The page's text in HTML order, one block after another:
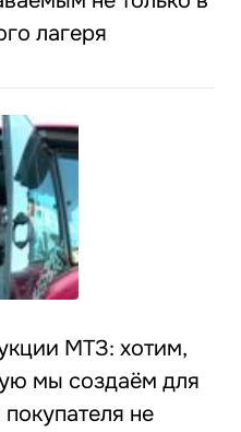
лагеря
МТЗ: хотим,
мы создаём для
не